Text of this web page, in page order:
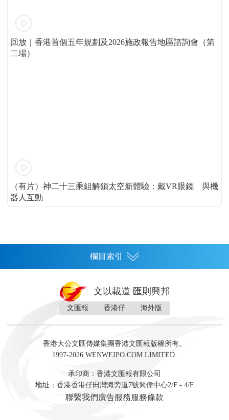
回放｜香港首個五年規劃及2026施政報告地區諮詢會（第
二場）
（有片）神二十三乘組解鎖太空新體驗：戴VR眼鏡 與機
器人互動
欄目索引
灣區人
財經 地產 投資 財評 數字經濟
訪談 直播 經湋論
藝術 文學
文以載道 匯則興邦
文匯報 香港仔 海外版
香港大公文匯傳媒集團香港文匯報版權所有。
1997-2026 WENWEIPO.COM LIMITED.
承印商：香港文匯報有限公司
地址：香港香港仔田灣海旁道7號興偉中心2/F - 4/F
聯繫我們 廣告服務服務條款